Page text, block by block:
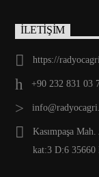
İLETİŞİM
https://
+90 232 831 03
Kasımpaşa
kat:3 D:6 35660